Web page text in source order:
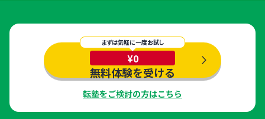
まずは気軽に一度お試し
¥0
無料体験を受ける
転塾をご検討の方はこちら